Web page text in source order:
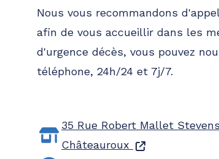
Nous vous recommandons
afin de vous accueillir dans les
d'urgence décès, vous pouvez
téléphone, 24h/24 et 7j/7.
35 Rue Robert Mallet Stevens
Châteauroux